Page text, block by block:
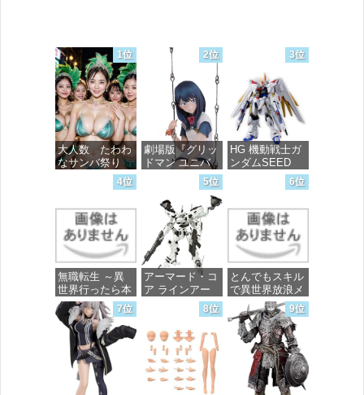
1位
大人数 たわわ
なサンバ祭り
価格：¥99
2位
劇場版『グリッ
ドマン ユニバ
ース』 宝多六
花 wall figure
1/7スケール プ
ラスチック製
塗装済み完成品
フィギュア
価格：¥13,756
3位
HG 機動戦士ガ
ンダムSEED
FREEDOM マ
イティーストラ
ガンダム 1/144
スケール 色分
け済みプラモデ
価格：¥4,800
4位
無職転生 ～異
世界行ったら本
気だす～ 20
(MFコミック
ス フラッパー
シリーズ)
価格：¥748
5位
アーマード・コ
ア ラインアー
ク ホワイト・
グリント 全高
約160mm 1/72
スケール プラ
モデル
価格：¥7,367
6位
とんでもスキル
で異世界放浪メ
シ 10 (ガルドコ
ミックス)
価格：¥726
7位 8位 9位